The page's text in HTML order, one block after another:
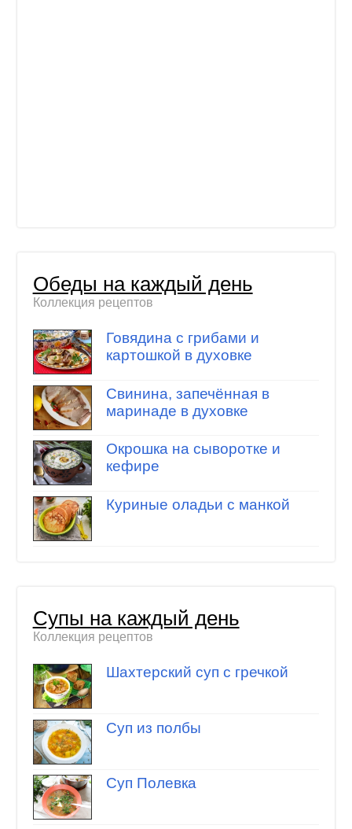
Обеды на каждый день
Коллекция рецептов
Говядина с грибами и
картошкой в духовке
Свинина, запечённая в
маринаде в духовке
Окрошка на сыворотке и
кефире
Куриные оладьи с манкой
Супы на каждый день
Коллекция рецептов
Шахтерский суп с гречкой
Суп из полбы
Суп Полевка